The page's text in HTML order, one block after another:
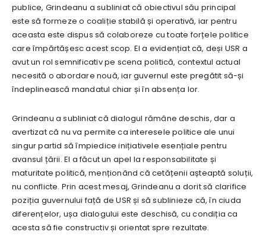
publice, Grindeanu a subliniat că obiectivul său principal
este să formeze o coaliție stabilă și operativă, iar pentru
aceasta este dispus să colaboreze cu toate forțele politice
care împărtășesc acest scop. El a evidențiat că, deși USR a
avut un rol semnificativ pe scena politică, contextul actual
necesită o abordare nouă, iar guvernul este pregătit să-și
îndeplinească mandatul chiar și în absența lor.
Grindeanu a subliniat că dialogul rămâne deschis, dar a
avertizat că nu va permite ca interesele politice ale unui
singur partid să împiedice inițiativele esențiale pentru
avansul țării. El a făcut un apel la responsabilitate și
maturitate politică, menționând că cetățenii așteaptă soluții,
nu conflicte. Prin acest mesaj, Grindeanu a dorit să clarifice
poziția guvernului față de USR și să sublinieze că, în ciuda
diferențelor, ușa dialogului este deschisă, cu condiția ca
acesta să fie constructiv și orientat spre rezultate.